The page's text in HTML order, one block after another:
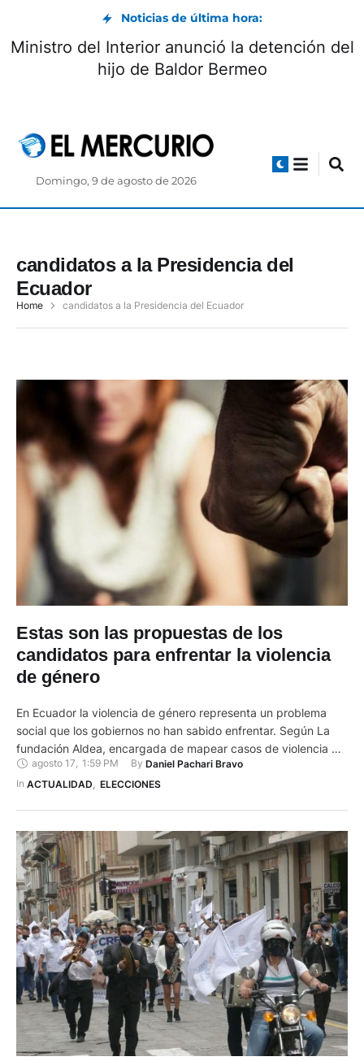
Noticias de última hora:
Ministro del Interior anunció la detención del
hijo de Baldor Bermeo
Domingo, 9 de agosto de 2026
candidatos a la Presidencia del
Ecuador
Home candidatos a la Presidencia del Ecuador
Estas son las propuestas de los
candidatos para enfrentar la violencia
de género
En Ecuador la violencia de género representa un problema
social que los gobiernos no han sabido enfrentar. Según La
fundación Aldea, encargada de mapear casos de violencia de
género, el país cerró el 2022 con 332 casos de femicidios, la
cifra más alta de la que se tiene registro desde el 2014, fecha
agosto 17, 1:59 PM By Daniel Pachari Bravo
In ACTUALIDAD ELECCIONES